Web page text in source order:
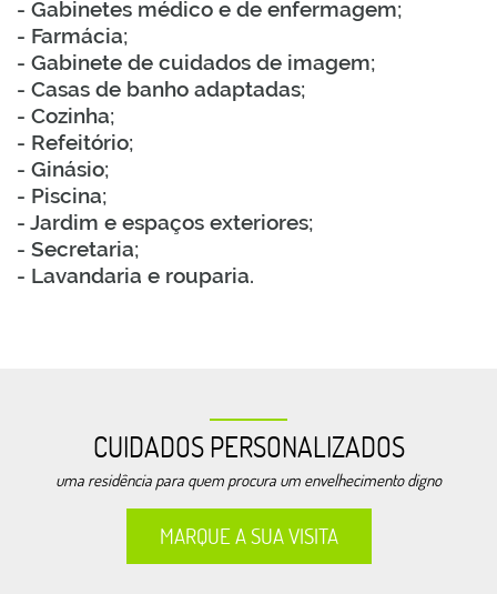
- Gabinetes médico e de enfermagem;
- Farmácia;
- Gabinete de cuidados de imagem;
- Casas de banho adaptadas;
- Cozinha;
- Refeitório;
- Ginásio;
- Piscina;
- Jardim e espaços exteriores;
- Secretaria;
- Lavandaria e rouparia.
CUIDADOS PERSONALIZADOS
uma residência para quem procura um envelhecimento digno
MARQUE A SUA VISITA